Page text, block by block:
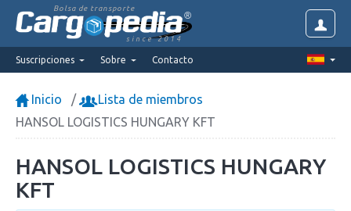
Bolsa de transporte
since 2014
Suscripciones Sobre Contacto
Inicio
Lista de miembros
HANSOL LOGISTICS HUNGARY KFT
HANSOL LOGISTICS HUNGARY
KFT